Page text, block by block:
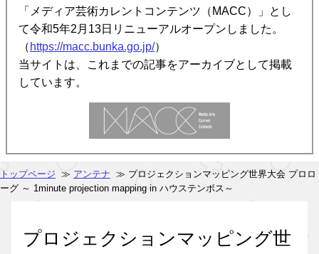
「メディア芸術カレントコンテンツ（MACC）」とし
て令和5年2月13日リニューアルオープンしました。
（ https://macc.bunka.go.jp/）
当サイトは、これまでの記事をアーカイブとして掲載
しています。
トップページ ≫ アンテナ ≫ プロジェクションマッピング世界大会 プロロ
ーグ ～ 1minute projection mapping in ハウステンボス～
プロジェクションマッピング世